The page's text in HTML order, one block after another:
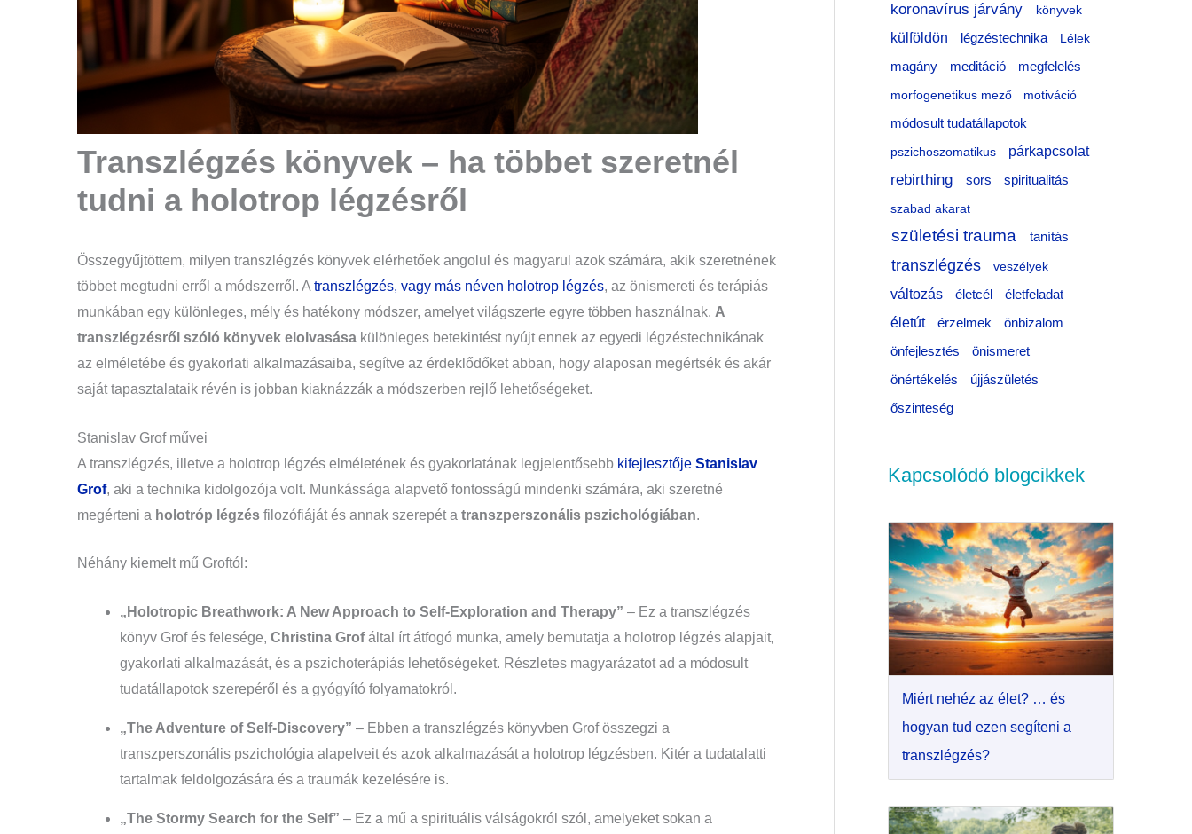
Transzlégzés könyvek – ha többet szeretnél
tudni a holotrop légzésről
Összegyűjtöttem, milyen transzlégzés könyvek elérhetőek angolul és magyarul azok számára, akik szeretnének
többet megtudni erről a módszerről. A transzlégzés, vagy más néven holotrop légzés, az önismereti és terápiás
munkában egy különleges, mély és hatékony módszer, amelyet világszerte egyre többen használnak. A
transzlégzésről szóló könyvek elolvasása különleges betekintést nyújt ennek az egyedi légzéstechnikának
az elméletébe és gyakorlati alkalmazásaiba, segítve az érdeklődőket abban, hogy alaposan megértsék és akár
saját tapasztalataik révén is jobban kiaknázzák a módszerben rejlő lehetőségeket.
Stanislav Grof művei
A transzlégzés, illetve a holotrop légzés elméletének és gyakorlatának legjelentősebb kifejlesztője Stanislav
Grof, aki a technika kidolgozója volt. Munkássága alapvető fontosságú mindenki számára, aki szeretné
megérteni a holotróp légzés filozófiáját és annak szerepét a transzperszonális pszichológiában.
Néhány kiemelt mű Groftól:
„Holotropic Breathwork: A New Approach to Self-Exploration and Therapy” – Ez a transzlégzés
könyv Grof és felesége, Christina Grofáltal írt átfogó munka, amely bemutatja a holotrop légzés alapjait,
gyakorlati alkalmazását, és a pszichoterápiás lehetőségeket. Részletes magyarázatot ad a módosult
tudatállapotok szerepéről és a gyógyító folyamatokról.
„The Adventure of Self-Discovery” – Ebben a transzlégzés könyvben Grof összegzi a
transzperszonális pszichológia alapelveit és azok alkalmazását a holotrop légzésben. Kitér a tudatalatti
tartalmak feldolgozására és a traumák kezelésére is.
„The Stormy Search for the Self” – Ez a mű a spirituális válságokról szól, amelyeket sokan a
koronavírus járvány könyvek
külföldön légzéstechnika
Lélek
magány
meditáció
megfelelés
morfogenetikus mező
motiváció
módosult tudatállapotok
pszichoszomatikus párkapcsolat
rebirthing sors
spiritualitás
szabad akarat
születési trauma tanítás
transzlégzés veszélyek
változás életcél
életfeladat
életút
érzelmek
önbizalom
önfejlesztés
önismeret
önértékelés
újjászületés
őszinteség
Kapcsolódó blogcikkek
Miért nehéz az élet? … és
hogyan tud ezen segíteni a
transzlégzés?